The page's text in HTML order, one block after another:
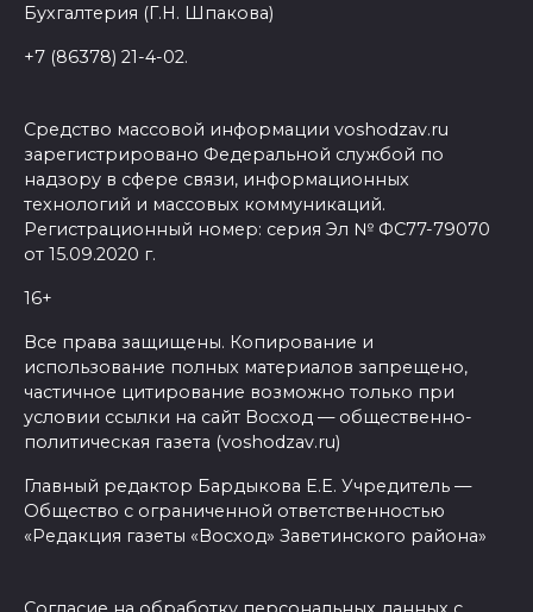
Бухгалтерия (Г.Н. Шпакова)
+7 (86378) 21-4-02.
Средство массовой информации voshodzav.ru
зарегистрировано Федеральной службой по
надзору в сфере связи, информационных
технологий и массовых коммуникаций.
Регистрационный номер: серия Эл № ФС77-79070
от 15.09.2020 г.
16+
Все права защищены. Копирование и
использование полных материалов запрещено,
частичное цитирование возможно только при
условии ссылки на сайт Восход — общественно-
политическая газета (voshodzav.ru)
Главный редактор Бардыкова Е.Е. Учредитель —
Общество с ограниченной ответственностью
«Редакция газеты «Восход» Заветинского района»